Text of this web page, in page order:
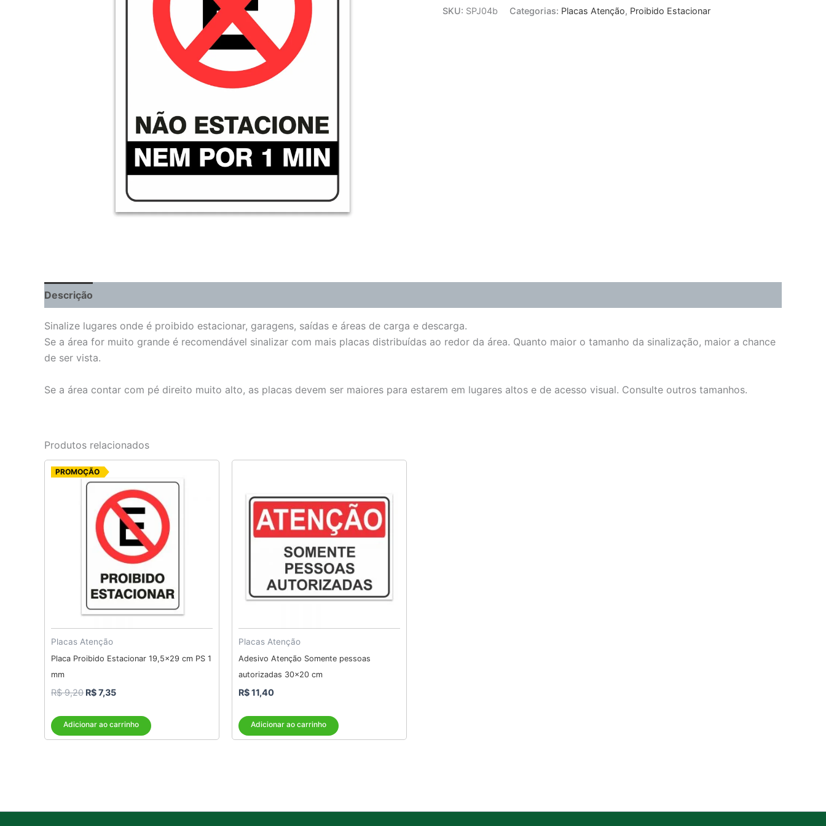
SKU: SPJ04b Categorias: Placas Atenção, Proibido Estacionar
Descrição
Sinalize lugares onde é proibido estacionar, garagens, saídas e áreas de carga e descarga.
Se a área for muito grande é recomendável sinalizar com mais placas distribuídas ao redor da área. Quanto maior o tamanho da sinalização, maior a chance
de ser vista.
Se a área contar com pé direito muito alto, as placas devem ser maiores para estarem em lugares altos e de acesso visual. Consulte outros tamanhos.
Produtos relacionados
PROMOÇÃO
Placas Atenção
Placa Proibido Estacionar 19,5×29 cm PS 1
mm
R$9,20
O
preço
original
R$ 9,20.
R$7,35
atual
é:
R$ 7,35.
Adicionar ao carrinho
Placas Atenção
Adesivo Atenção Somente pessoas
autorizadas 30×20 cm
R$11,40
Adicionar ao carrinho